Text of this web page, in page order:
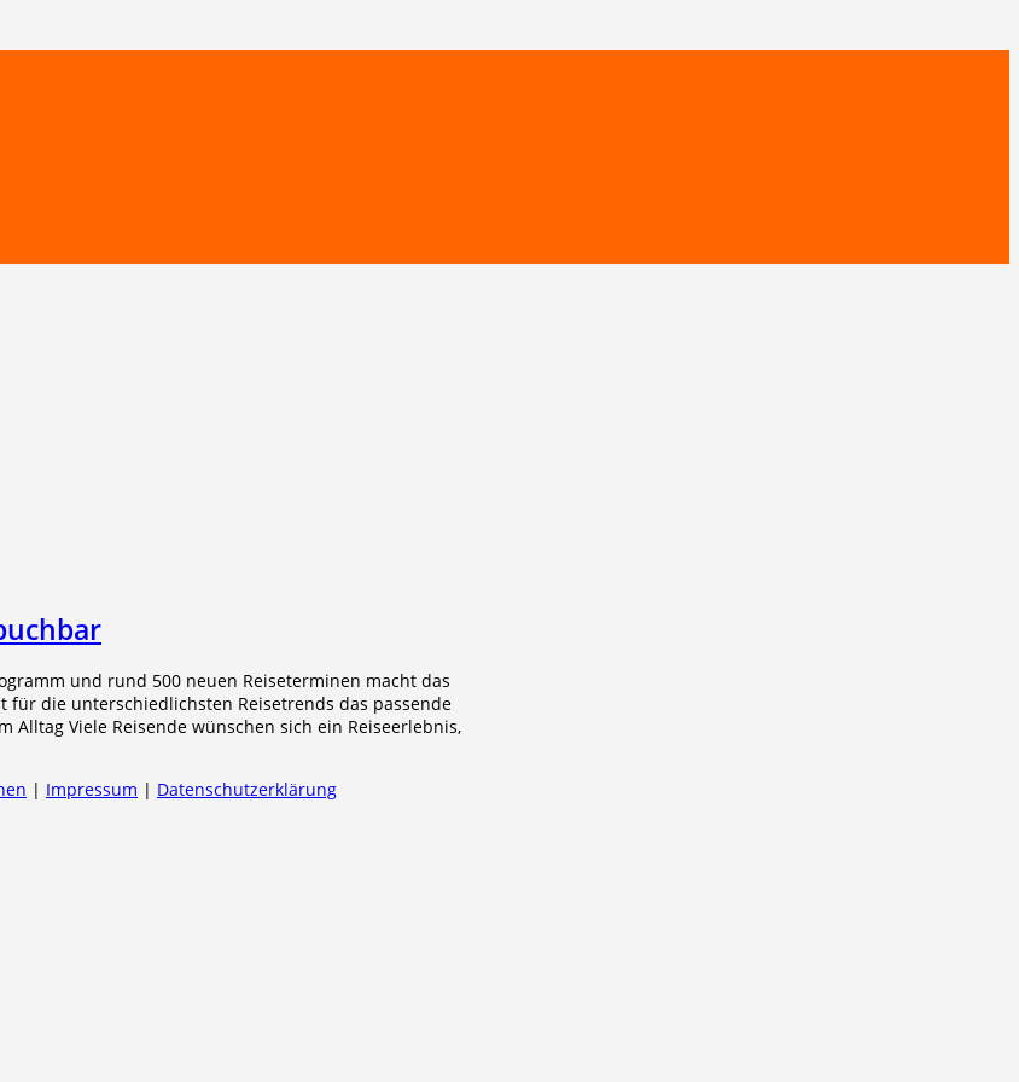
und rund 500 neuen Reiseterminen macht das
die unterschiedlichsten Reisetrends das passende
Alltag Viele Reisende wünschen sich ein Reiseerlebnis,
| Impressum | Datenschutzerklärung